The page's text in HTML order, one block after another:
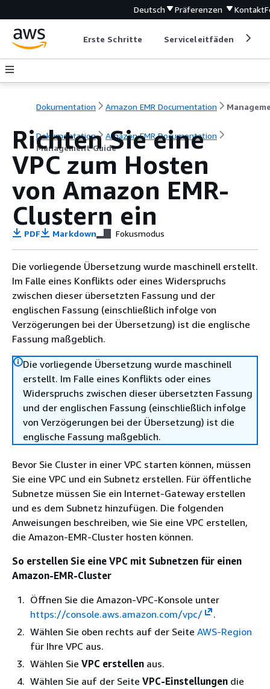
Deutsch Präferenzen Kontakt
Erste Schritte Serviceleitfäden
Dokumentation Amazon EMR Documentation
Dokumentation
Amazon EMR Documentation
Management Guide
Richten Sie eine
VPC zum Hosten
von Amazon EMR-
Clustern ein
PDF Markdown Fokusmodus
Die vorliegende Übersetzung wurde maschinell erstellt.
Im Falle eines Konflikts oder eines Widerspruchs
zwischen dieser übersetzten Fassung und der
englischen Fassung (einschließlich infolge von
Verzögerungen bei der Übersetzung) ist die englische
Fassung maßgeblich.
Die vorliegende Übersetzung wurde maschinell
erstellt. Im Falle eines Konflikts oder eines
Widerspruchs zwischen dieser übersetzten Fassung
und der englischen Fassung (einschließlich infolge
von Verzögerungen bei der Übersetzung) ist die
englische Fassung maßgeblich.
Bevor Sie Cluster in einer VPC starten können, müssen
Sie eine VPC und ein Subnetz erstellen. Für öffentliche
Subnetze müssen Sie ein Internet-Gateway erstellen
und es dem Subnetz hinzufügen. Die folgenden
Anweisungen beschreiben, wie Sie eine VPC erstellen,
die Amazon-EMR-Cluster hosten können.
So erstellen Sie eine VPC mit Subnetzen für einen
Amazon-EMR-Cluster
Öffnen Sie die Amazon-VPC-Konsole unter
https://console.aws.amazon.com/vpc/
.
Wählen Sie oben rechts auf der Seite AWS-Region
für Ihre VPC aus.
Wählen Sie VPC erstellen aus.
Wählen Sie auf der Seite VPC-Einstellungen die